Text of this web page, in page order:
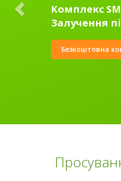
Комплекс
Залучення
Безкоштовна